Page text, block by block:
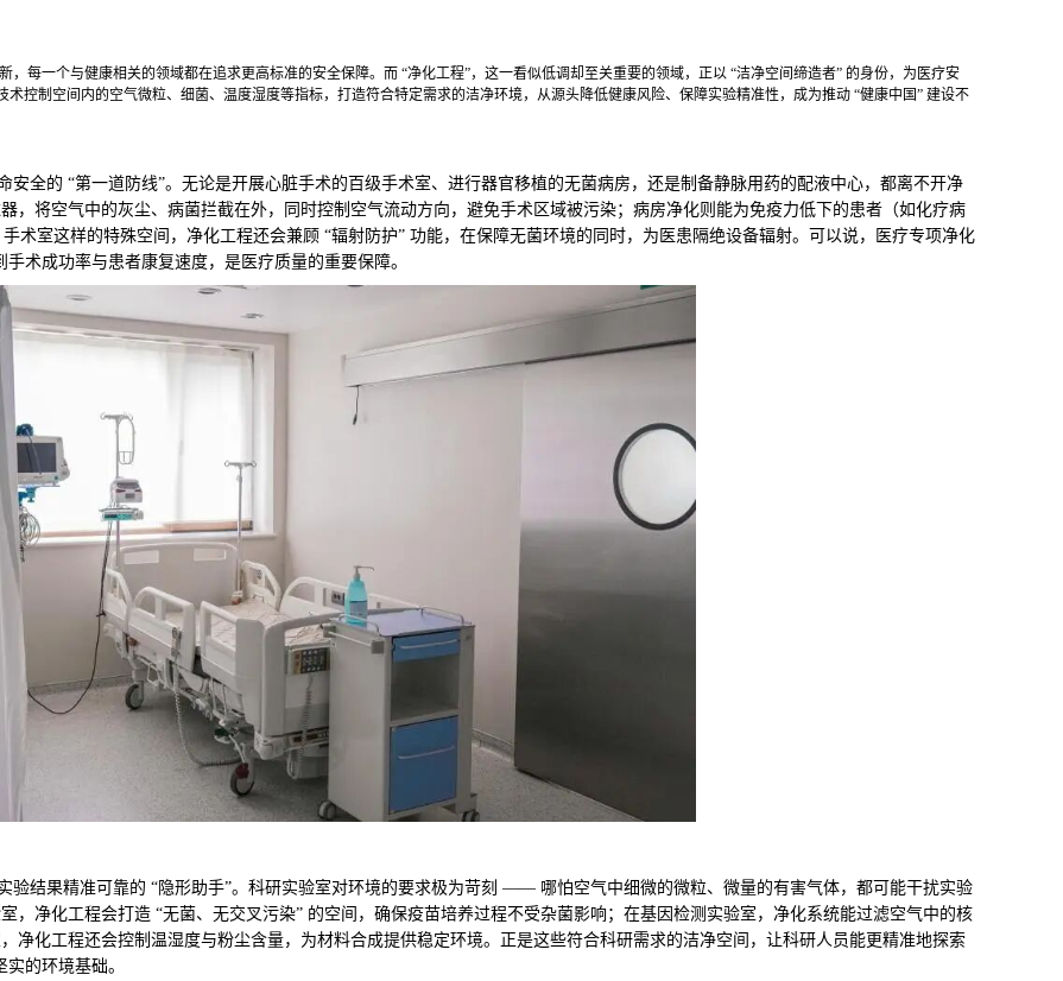
，每一个与健康相关的领域都在追求更高标准的安全保障。而 “净化工程”，这一看似低调却至关重要的领域，正以 “洁净空间缔造者” 的身份，为医疗安
控制空间内的空气微粒、细菌、温度湿度等指标，打造符合特定需求的洁净环境，从源头降低健康风险、保障实验精准性，成为推动 “健康中国” 建设不
全的 “第一道防线”。无论是开展心脏手术的百级手术室、进行器官移植的无菌病房，还是制备静脉用药的配液中心，都离不开净
，将空气中的灰尘、病菌拦截在外，同时控制空气流动方向，避免手术区域被污染；病房净化则能为免疫力低下的患者（如化疗病
手术室这样的特殊空间，净化工程还会兼顾 “辐射防护” 功能，在保障无菌环境的同时，为医患隔绝设备辐射。可以说，医疗专项净化
术成功率与患者康复速度，是医疗质量的重要保障。
验结果精准可靠的 “隐形助手”。科研实验室对环境的要求极为苛刻 —— 哪怕空气中细微的微粒、微量的有害气体，都可能干扰实验
，净化工程会打造 “无菌、无交叉污染” 的空间，确保疫苗培养过程不受杂菌影响；在基因检测实验室，净化系统能过滤空气中的核
净化工程还会控制温湿度与粉尘含量，为材料合成提供稳定环境。正是这些符合科研需求的洁净空间，让科研人员能更精准地探索
的环境基础。